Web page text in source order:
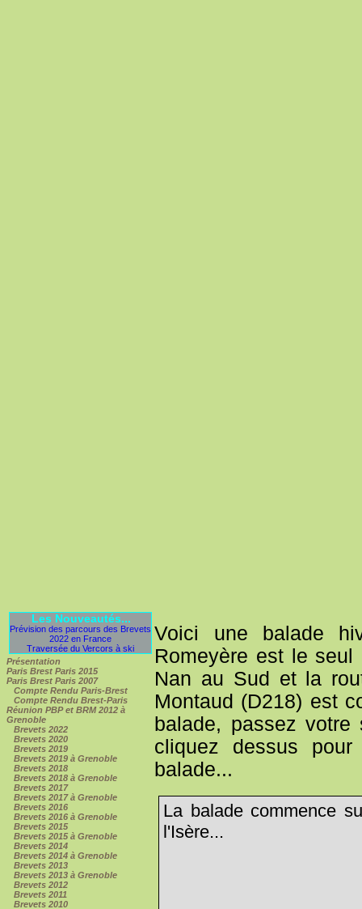
Les Nouveautés...
Prévision des parcours des Brevets
2022 en France
Traversée du Vercors à ski
Présentation
Paris Brest Paris 2015
Paris Brest Paris 2007
Compte Rendu Paris-Brest
Compte Rendu Brest-Paris
Réunion PBP et BRM 2012 à
Grenoble
Brevets 2022
Brevets 2020
Brevets 2019
Brevets 2019 à Grenoble
Brevets 2018
Brevets 2018 à Grenoble
Brevets 2017
Brevets 2017 à Grenoble
Brevets 2016
Brevets 2016 à Grenoble
Brevets 2015
Brevets 2015 à Grenoble
Brevets 2014
Brevets 2014 à Grenoble
Brevets 2013
Brevets 2013 à Grenoble
Brevets 2012
Brevets 2011
Brevets 2010
Voici une balade
Romeyère est le
Nan au Sud et la
Montaud (D218) est
balade, passez
cliquez dessus
balade...
La balade commence
l'Isère...